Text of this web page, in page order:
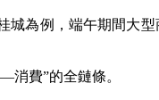
例，端午期間大型
費”的全鏈條。